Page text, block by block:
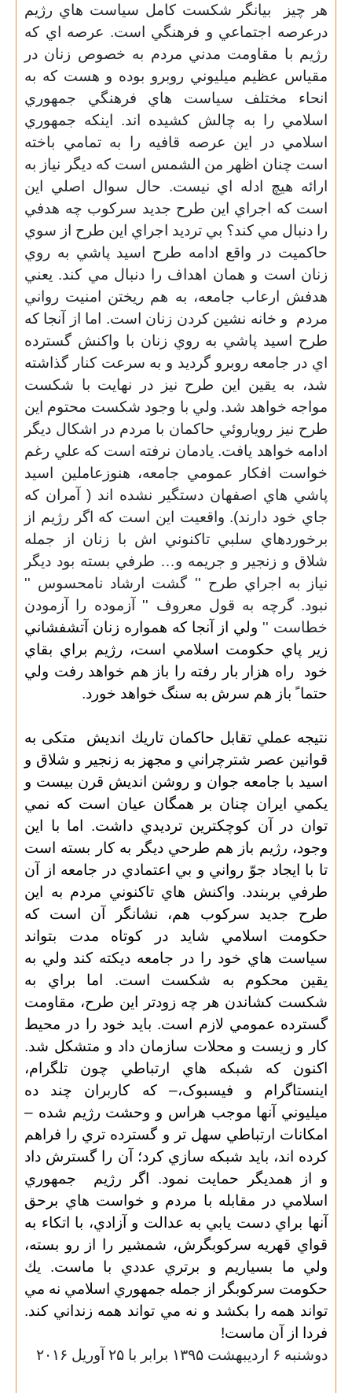
هر چيز
بيانگر شكست كامل سياست هاي رژيم
درعرصه اجتماعي و فرهنگي است. عرصه اي كه
رژيم با مقاومت مدني مردم به خصوص زنان در
مقياس عظيم ميليوني روبرو بوده و هست كه به
انحاء مختلف سياست هاي فرهنگي جمهوري
اسلامي را به چالش كشيده اند. اينكه جمهوري
اسلامي در اين عرصه قافيه را به تمامي باخته
است چنان اظهر من الشمس است كه ديگر نياز به
ارائه هيچ ادله اي نيست. حال سوال اصلي اين
است كه اجراي اين طرح جديد سركوب چه هدفي
را دنبال مي كند؟ بي ترديد اجراي اين طرح از سوي
حاكميت در واقع ادامه طرح اسيد پاشي به روي
زنان است و همان اهداف را دنبال مي كند. يعني
هدفش ارعاب جامعه، به هم ريختن امنيت رواني
مردم
و خانه نشين كردن زنان است. اما از آنجا كه
طرح اسيد پاشي به روي زنان با واكنش گسترده
اي در جامعه روبرو گرديد و به سرعت كنار گذاشته
شد، به يقين اين طرح نيز در نهايت با شكست
مواجه خواهد شد. ولي با وجود شكست محتوم اين
طرح نيز روياروئي حاكمان با مردم در اشكال ديگر
ادامه خواهد يافت. يادمان نرفته است كه علي رغم
خواست افكار عمومي جامعه، هنوزعاملين اسيد
پاشي هاي اصفهان دستگير نشده اند ( آمران كه
جاي خود دارند). واقعيت این است كه اگر رژيم از
برخوردهاي سلبي تاكنوني اش با زنان از جمله
شلاق و زنجير و جريمه و… طرفي بسته بود ديگر
نياز به اجراي طرح '' گشت ارشاد نامحسوس ''
نبود. گرچه به قول معروف '' آزموده را آزمودن
خطاست '' ولي از آنجا كه همواره زنان آتشفشاني
زير پاي حكومت اسلامي است، رژيم براي بقاي
خود
راه هزار بار رفته را باز هم خواهد رفت ولي
حتما ً باز هم سرش به سنگ خواهد خورد.
نتيجه عملي تقابل حاكمان تاريك انديش
متکی به
قوانين عصر شترچراني و مجهز به زنجير و شلاق و
اسيد با جامعه جوان و روشن انديش قرن بيست و
يكمي ايران چنان بر همگان عيان است كه نمي
توان در آن كوچكترين ترديدي داشت. اما با اين
وجود، رژيم باز هم طرحي ديگر به كار بسته است
تا با ايجاد جوّ رواني و بي اعتمادي در جامعه از آن
طرفي بربندد. واكنش هاي تاكنوني مردم به اين
طرح جديد سركوب هم، نشانگر آن است كه
حكومت اسلامي شايد در كوتاه مدت بتواند
سياست هاي خود را در جامعه ديكته كند ولي به
يقين محكوم به شكست است. اما براي به
شكست كشاندن هر چه زودتر اين طرح، مقاومت
گسترده عمومي لازم است. بايد خود را در محيط
كار و زيست و محلات سازمان داد و متشكل شد.
اكنون كه شبكه هاي ارتباطي چون تلگرام،
اینستاگرام و فیسبوک،– كه كاربران چند ده
ميليوني آنها موجب هراس و وحشت رژيم شده –
امكانات ارتباطي سهل تر و گسترده تري را فراهم
كرده اند، بايد شبكه سازي كرد؛ آن را گسترش داد
و از همديگر حمايت نمود. اگر رژيم
جمهوري
اسلامي در مقابله با مردم و خواست هاي برحق
آنها براي دست يابي به عدالت و آزادي، با اتكاء به
قواي قهريه سركوبگرش، شمشير را از رو بسته،
ولي ما بسياريم و برتري عددي با ماست. يك
حكومت سركوبگر از جمله جمهوري اسلامي نه مي
تواند همه را بكشد و نه مي تواند همه زنداني كند.
فردا از آن ماست!
دوشنبه ۶ ارديبهشت ۱۳۹۵ برابر با ۲۵ آوريل ۲۰۱۶